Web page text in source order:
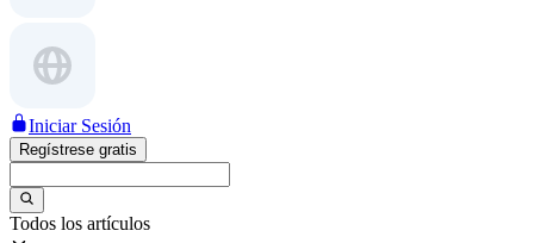
Iniciar Sesión
Regístrese gratis
Todos los artículos